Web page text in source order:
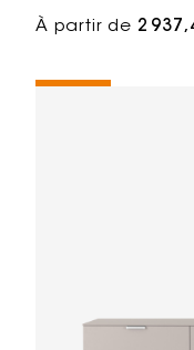
À partir de 2